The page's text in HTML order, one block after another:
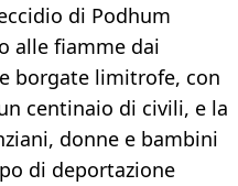
di Podhum
alle fiamme dai
borgate limitrofe, con
centinaio di civili, e la
donne e bambini
di deportazione